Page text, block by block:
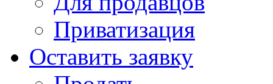
Приватизация
Оставить заявку